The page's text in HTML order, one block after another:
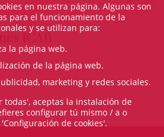
ICAB
en nuestra página. Algunas son
para el funcionamiento de la
y se utilizan para:
la página web.
de la página web.
marketing y redes sociales.
todas', aceptas la instalación de
configurar tú mismo / a o
de cookies'.